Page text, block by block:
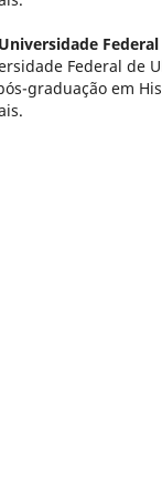
Universidade
Federal de
graduação em